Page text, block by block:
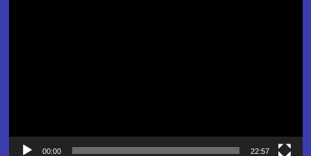
00:00 22:57